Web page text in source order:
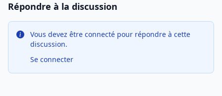
Répondre à la discussion
Vous devez être connecté pour répondre à cette
discussion.
Se connecter